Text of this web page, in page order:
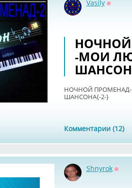
Vasily
-МОИ
НОЧНОЙ
ШАНСОНА{-2-}
Комментарии (12)
Shnyrok